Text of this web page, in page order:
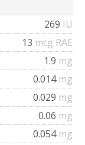
269 IU
13 mcg RAE
1.9 mg
0.014 mg
0.029 mg
0.06 mg
0.054 mg